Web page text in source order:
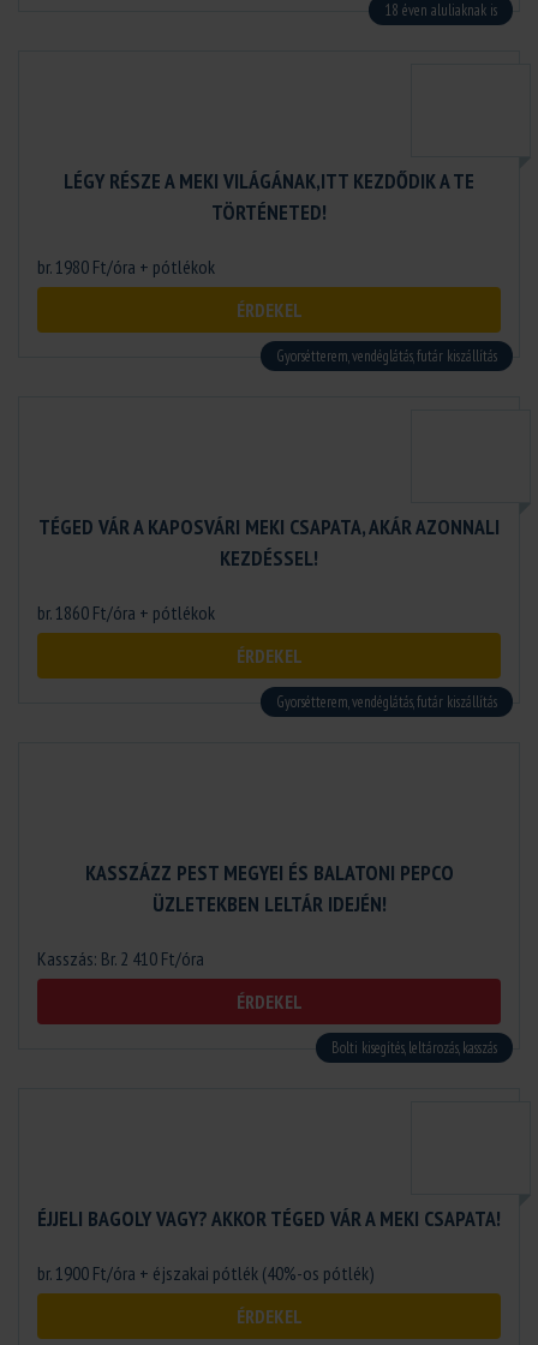
18 éven aluliaknak is
LÉGY RÉSZE A MEKI VILÁGÁNAK,ITT KEZDŐDIK A TE
TÖRTÉNETED!
br. 1980 Ft/óra + pótlékok
ÉRDEKEL
Gyorsétterem, vendéglátás, futár kiszállítás
TÉGED VÁR A KAPOSVÁRI MEKI CSAPATA, AKÁR AZONNALI
KEZDÉSSEL!
br. 1860 Ft/óra + pótlékok
ÉRDEKEL
Gyorsétterem, vendéglátás, futár kiszállítás
KASSZÁZZ PEST MEGYEI ÉS BALATONI PEPCO
ÜZLETEKBEN LELTÁR IDEJÉN!
Kasszás: Br. 2 410 Ft/óra
ÉRDEKEL
Bolti kisegítés, leltározás, kasszás
ÉJJELI BAGOLY VAGY? AKKOR TÉGED VÁR A MEKI CSAPATA!
br. 1900 Ft/óra + éjszakai pótlék (40%-os pótlék)
ÉRDEKEL